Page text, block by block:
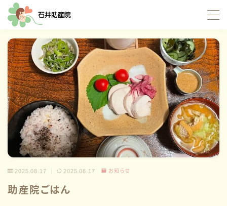
MENU
TOP
当院について
サポート内容
お産サポート
2025.08.17 2025.08.17 お知らせ
助産院ごはん